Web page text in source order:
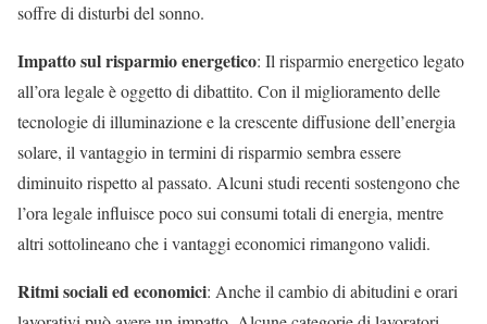
soffre di disturbi del sonno.
Impatto sul risparmio energetico: Il risparmio energetico legato
all’ora legale è oggetto di dibattito. Con il miglioramento delle
tecnologie di illuminazione e la crescente diffusione dell’energia
solare, il vantaggio in termini di risparmio sembra essere
diminuito rispetto al passato. Alcuni studi recenti sostengono che
l’ora legale influisce poco sui consumi totali di energia, mentre
altri sottolineano che i vantaggi economici rimangono validi.
Ritmi sociali ed economici: Anche il cambio di abitudini e orari